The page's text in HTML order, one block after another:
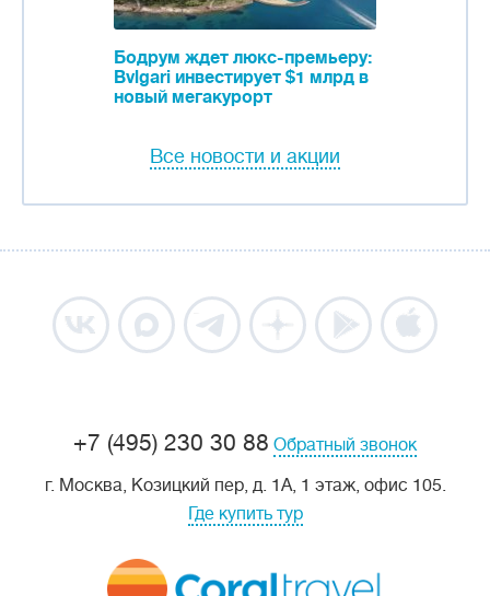
Бодрум ждет люкс-премьеру:
Bvlgari инвестирует $1 млрд в
новый мегакурорт
Все новости и акции
+7 (495) 230 30 88 Обратный звонок
г. Москва, Козицкий пер, д. 1А, 1 этаж, офис 105.
Где купить тур